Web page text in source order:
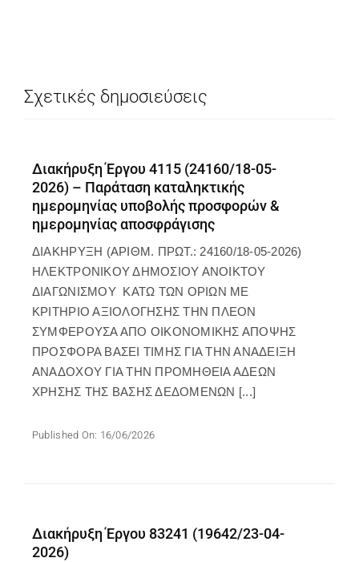
Σχετικές δημοσιεύσεις
Διακήρυξη Έργου 4115 (24160/18-05-
2026) – Παράταση καταληκτικής
ημερομηνίας υποβολής προσφορών &
ημερομηνίας αποσφράγισης
ΔΙΑΚΗΡΥΞΗ (ΑΡΙΘΜ. ΠΡΩΤ.: 24160/18-05-2026)
ΗΛΕΚΤΡΟΝΙΚΟΥ ΔΗΜΟΣΙΟΥ ΑΝΟΙΚΤΟΥ
ΔΙΑΓΩΝΙΣΜΟΥ ΚΑΤΩ ΤΩΝ ΟΡΙΩΝ ΜΕ
ΚΡΙΤΗΡΙΟ ΑΞΙΟΛΟΓΗΣΗΣ ΤΗΝ ΠΛΕΟΝ
ΣΥΜΦΕΡΟΥΣΑ ΑΠΟ ΟΙΚΟΝΟΜΙΚΗΣ ΑΠΟΨΗΣ
ΠΡΟΣΦΟΡΑ ΒΑΣΕΙ ΤΙΜΗΣ ΓΙΑ ΤΗΝ ΑΝΑΔΕΙΞΗ
ΑΝΑΔΟΧΟΥ ΓΙΑ ΤΗΝ ΠΡΟΜΗΘΕΙΑ ΑΔΕΩΝ
ΧΡΗΣΗΣ ΤΗΣ ΒΑΣΗΣ ΔΕΔΟΜΕΝΩΝ [...]
Published On: 16/06/2026
Διακήρυξη Έργου 83241 (19642/23-04-
2026)